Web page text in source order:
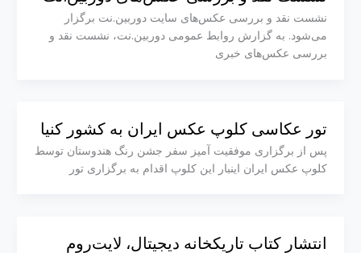
نشست نقد و بررسی عکس‌های سایت دوربین.نت برگزار
می‌شود. به گزارش روابط عمومی دوربین.نت، نشست نقد و
بررسی عکس‌های خبری
تور عکاسی کلوپ عکس ایران به کشور کنیا
‎پس از برگزاری موفقیت آمیز سفر جشن رنگ هندوستان‌ توسط
کلوپ عکس ایران ‎اینبار این کلوپ اقدام به برگزاری تور
انتشار کتاب تاریکخانه دیجیتال، لایت‌روم